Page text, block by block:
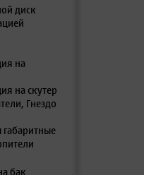
диск
на
на скутер
Гнездо